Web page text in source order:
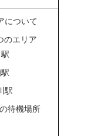
について
のエリア
駅
待機場所